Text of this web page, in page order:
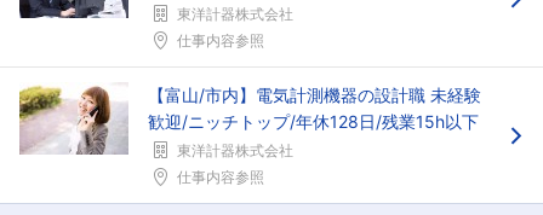
東洋計器株式会社
仕事内容参照
【富山/市内】電気計測機器の設計職 未経験
歓迎/ニッチトップ/年休128日/残業15h以下
東洋計器株式会社
仕事内容参照